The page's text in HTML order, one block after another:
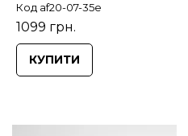
Код af20-07-35e
1099 грн.
КУПИТИ